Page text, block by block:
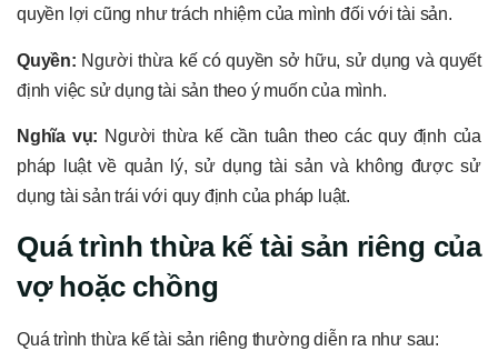
quyền lợi cũng như trách nhiệm của mình đối với tài sản.
Quyền: Người thừa kế có quyền sở hữu, sử dụng và quyết
định việc sử dụng tài sản theo ý muốn của mình.
Nghĩa vụ: Người thừa kế cần tuân theo các quy định của
pháp luật về quản lý, sử dụng tài sản và không được sử
dụng tài sản trái với quy định của pháp luật.
Quá trình thừa kế tài sản riêng của
vợ hoặc chồng
Quá trình thừa kế tài sản riêng thường diễn ra như sau: